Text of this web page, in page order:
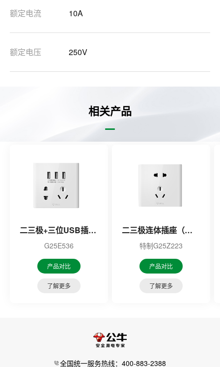
额定电流 10A
额定电压 250V
相关产品
二三极+三位USB插座（白色）
G25E536
产品对比
了解更多
二三极连体插座（白色）
特制G25Z223
产品对比
了解更多
全国统一服务热线：400-883-2388